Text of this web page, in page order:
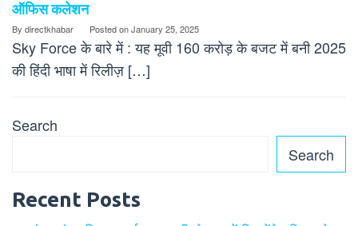
ऑफिस कलेशन
By directkhabar Posted onJanuary 25, 2025
Sky Force के बारे में : यह मूवी 160 करोड़ के बजट में बनी 2025
की हिंदी भाषा में रिलीज़ […]
Search
Search
Recent Posts